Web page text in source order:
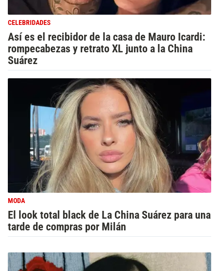
CELEBRIDADES
Así es el recibidor de la casa de Mauro Icardi:
rompecabezas y retrato XL junto a la China
Suárez
MODA
El look total black de La China Suárez para una
tarde de compras por Milán